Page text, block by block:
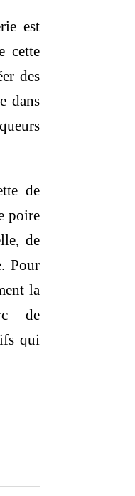
est
cette
des
dans
de
poire
de
Pour
la
de
qui